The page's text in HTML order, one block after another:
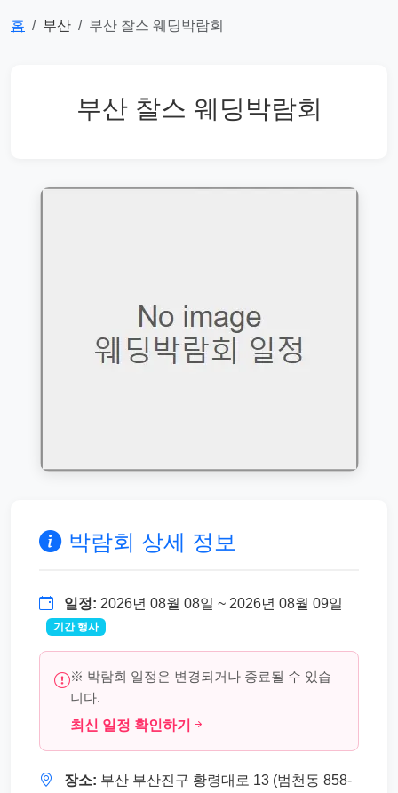
홈 부산 부산 찰스 웨딩박람회
부산 찰스 웨딩박람회
박람회 상세 정보
일정: 2026년 08월 08일 ~ 2026년 08월 09일
기간 행사
※ 박람회 일정은 변경되거나 종료될 수 있습
니다.
최신 일정 확인하기
장소: 부산 부산진구 황령대로 13 (범천동 858-